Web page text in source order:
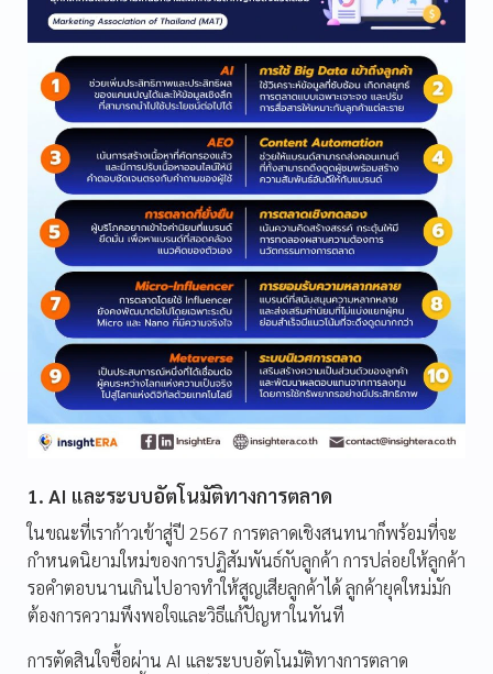
1. AI และระบบอัตโนมัติทางการตลาด
ในขณะที่เราก้าวเข้าสู่ปี 2567 การตลาดเชิงสนทนาก็พร้อมที่จะ
กำหนดนิยามใหม่ของการปฏิสัมพันธ์กับลูกค้า การปล่อยให้ลูกค้า
รอคำตอบนานเกินไปอาจทำให้สูญเสียลูกค้าได้ ลูกค้ายุคใหม่มัก
ต้องการความพึงพอใจและวิธีแก้ปัญหาในทันที
การตัดสินใจซื้อผ่าน AI และระบบอัตโนมัติทางการตลาด